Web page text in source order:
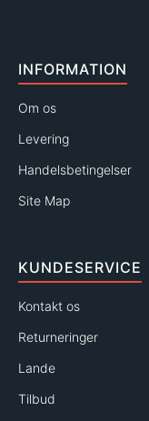
INFORMATION
Om os
Levering
Handelsbetingelser
Site Map
KUNDESERVICE
Kontakt os
Returneringer
Lande
Tilbud